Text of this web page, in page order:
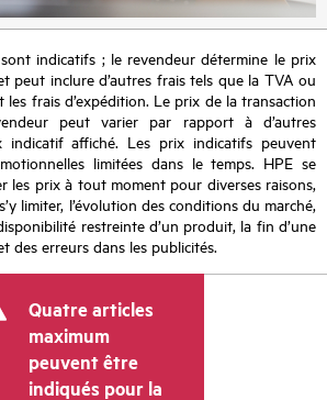
indicatifs ; le revendeur détermine le prix
peut inclure d’autres frais tels que la TVA ou
les frais d’expédition. Le prix de la transaction
peut varier par rapport à d’autres
indicatif affiché. Les prix indicatifs peuvent
limitées dans le temps. HPE se
les prix à tout moment pour diverses raisons,
limiter, l’évolution des conditions du marché,
restreinte d’un produit, la fin d’une
des erreurs dans les publicités.
Quatre articles
maximum
peuvent être
indiqués pour la